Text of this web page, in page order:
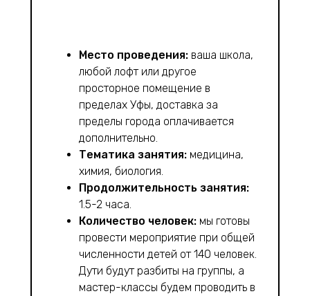
Место проведения: ваша школа,
любой лофт или другое
просторное помещение в
пределах Уфы, доставка за
пределы города оплачивается
дополнительно.
Тематика занятия: медицина,
химия, биология.
Продолжительность занятия:
1.5-2 часа.
Количество человек: мы готовы
провести мероприятие при общей
численности детей от 140 человек.
Дути будут разбиты на группы, а
мастер-классы будем проводить в